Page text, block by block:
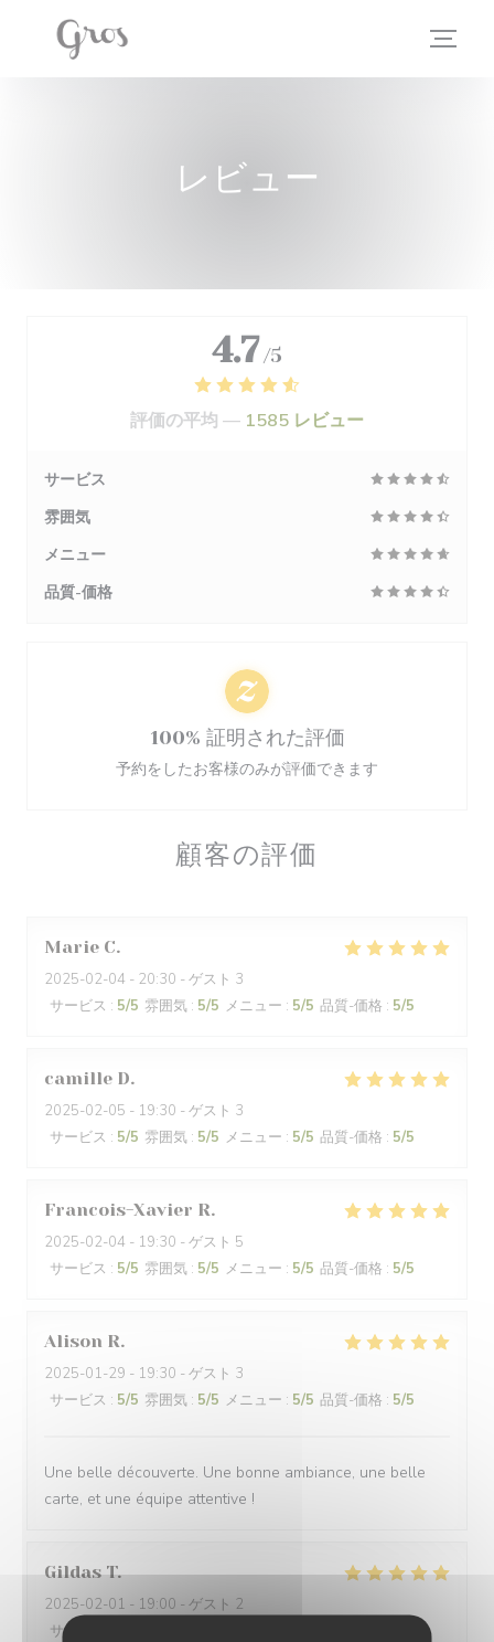
クッキー利用の管理について
レビュー
顧客の評価
Marie C
2025-02-04 - 20:30 - ゲスト 3
サービス : 5/5 雰囲気 : 5/5 メニュー : 5/5 品質-価格 : 5/5
camille D
2025-02-05 - 19:30 - ゲスト 3
サービス : 5/5 雰囲気 : 5/5 メニュー : 5/5 品質-価格 : 5/5
Francois-Xavier R
2025-02-04 - 19:30 - ゲスト 5
サービス : 5/5 雰囲気 : 5/5 メニュー : 5/5 品質-価格 : 5/5
Alison R
2025-01-29 - 19:30 - ゲスト 3
サービス : 5/5 雰囲気 : 5/5 メニュー : 5/5 品質-価格 : 5/5
Une belle découverte. Une bonne ambiance, une belle
carte, et une équipe attentive !
Gildas T
2025-02-01 - 19:00 - ゲスト 2
サービス
4.7 /5
評価の平均 — 1585 レビュー
サービス
雰囲気
メニュー
品質-価格
100% 証明された評価
予約をしたお客様のみが評価できます